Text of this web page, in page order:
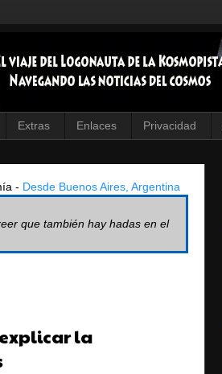
Extras Enlaces Privacidad
- Desde Buenos Aires, Argentina
que también hay hadas en el
la